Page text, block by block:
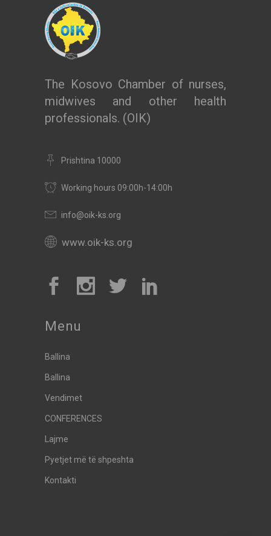
The Kosovo Chamber of nurses,
midwives and other health
professionals. (OIK)
Prishtina 10000
Working hours 09:00h-14:00h
info@oik-ks.org
www.oik-ks.org
Menu
Ballina
Ballina
Vendimet
CONFERENCES
Lajme
Pyetjet më të shpeshta
Kontakti